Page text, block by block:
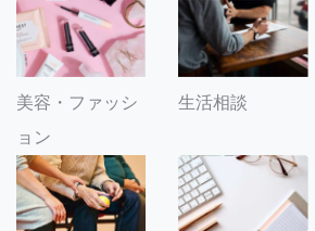
美容・ファッシ
ョン
生活相談